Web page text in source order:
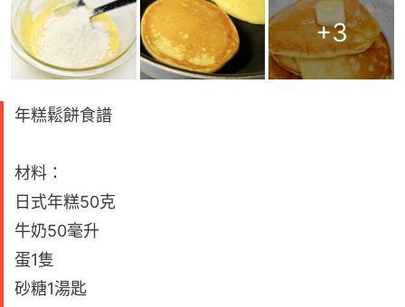
+3
年糕鬆餅食譜
材料：
日式年糕50克
牛奶50毫升
蛋1隻
砂糖1湯匙